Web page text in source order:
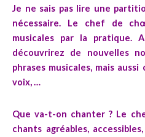
Je ne sais pas lire une
nécessaire. Le chef de
musicales par la pratique.
découvrirez de nouvelles
phrases musicales, mais
voix, …
Que va-t-on chanter ? Le
chants agréables,